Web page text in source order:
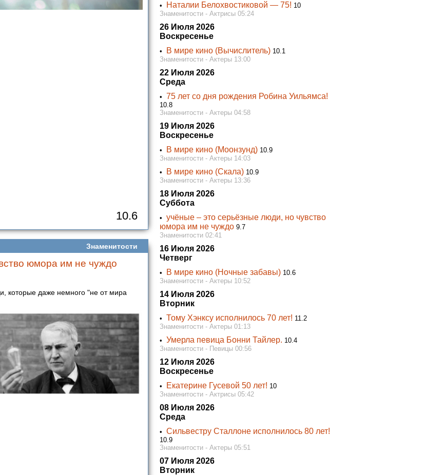
10.6
Знаменитости
юмора им не чуждо
которые даже немного "не от мира
• Наталии Белохвостиковой — 75! 10
Знаменитости - Актрисы 05:24
26 Июля 2026
Воскресенье
• В мире кино (Вычислитель) 10.1
Знаменитости - Актеры 13:00
22 Июля 2026
Среда
• 75 лет со дня рождения Робина Уильямса!
10.8
Знаменитости - Актеры 04:58
19 Июля 2026
Воскресенье
• В мире кино (Моонзунд) 10.9
Знаменитости - Актеры 14:03
•
В мире кино (Скала) 10.9
Знаменитости - Актеры 13:36
18 Июля 2026
Суббота
• учёные – это серьёзные люди, нo чувство
юмора им не чуждо 9.7
Знаменитости 02:41
16 Июля 2026
Четверг
• В мире кино (Ночные забавы) 10.6
Знаменитости - Актеры 10:52
14 Июля 2026
Вторник
• Тому Хэнксу исполнилось 70 лет! 11.2
Знаменитости - Актеры 01:13
• Умерла певица Бонни Тайлер. 10.4
Знаменитости - Певицы 00:56
12 Июля 2026
Воскресенье
• Екатерине Гусевой 50 лет! 10
Знаменитости - Актрисы 05:42
08 Июля 2026
Среда
• Сильвестру Сталлоне исполнилось 80 лет!
10.9
Знаменитости - Актеры 05:51
07 Июля 2026
Вторник